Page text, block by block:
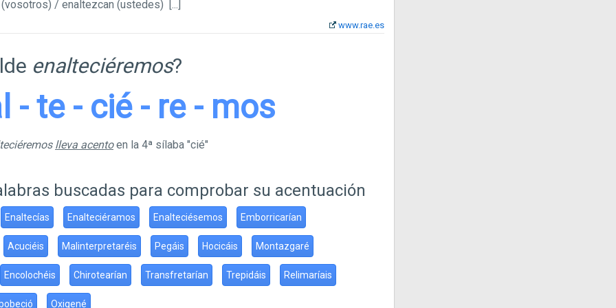
/ enaltezcan (ustedes) [...]
www.rae.es
enalteciéremos?
- te - cié - re - mos
lleva acentoen la 4ª sílaba "cié"
buscadas para comprobar su acentuación
Enaltecías Enalteciéramos Enalteciésemos Emborricarían
Acuciéis Malinterpretaréis Pegáis Hocicáis Montazgaré
Encolochéis Chirotearían Transfretarían Trepidáis Relimaríais
Oxigené